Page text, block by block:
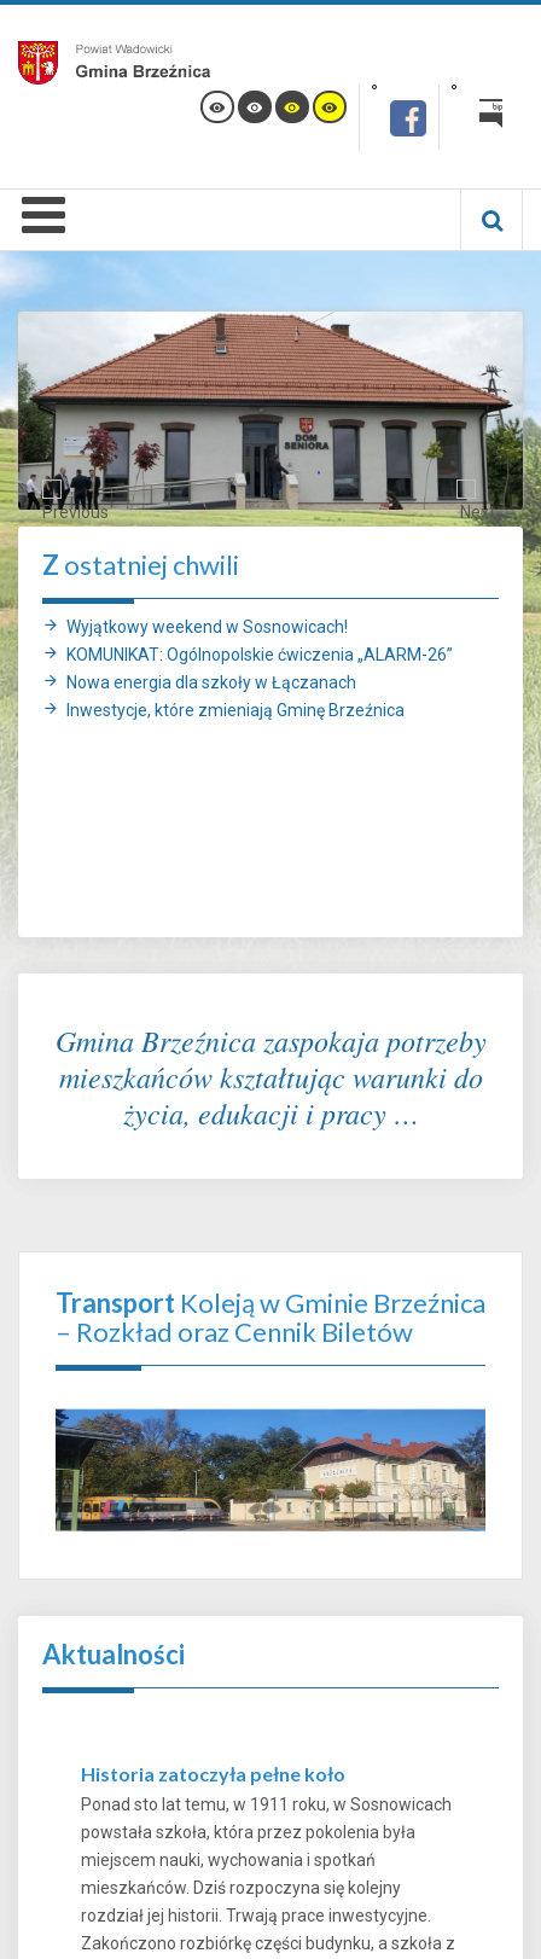
Z ostatniej chwili
Wyjątkowy weekend w Sosnowicach!
KOMUNIKAT: Ogólnopolskie ćwiczenia „ALARM-26”
Nowa energia dla szkoły w Łączanach
Inwestycje, które zmieniają Gminę Brzeźnica
Gmina Brzeźnica zaspokaja potrzeby
mieszkańców kształtując warunki do
życia, edukacji i pracy …
Transport Koleją w Gminie Brzeźnica
– Rozkład oraz Cennik Biletów
Aktualności
Historia zatoczyła pełne koło
Ponad sto lat temu, w 1911 roku, w Sosnowicach
powstała szkoła, która przez pokolenia była
miejscem nauki, wychowania i spotkań
mieszkańców. Dziś rozpoczyna się kolejny
rozdział jej historii. Trwają prace inwestycyjne.
Zakończono rozbiórkę części budynku, a szkoła z